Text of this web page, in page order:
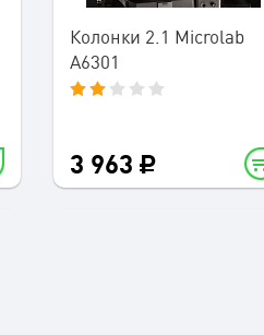
Колонки 2.1 Microlab
A6301
3 963